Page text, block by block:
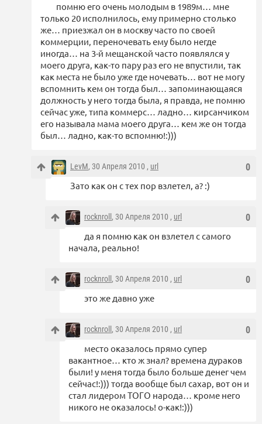
помню его очень молодым в 1989м… мне
только 20 исполнилось, ему примерно столько
же… приезжал он в москву часто по своей
коммерции, переночевать ему было негде
иногда… на 3-й мещанской часто появлялся у
моего друга, как-то пару раз его не впустили, так
как места не было уже где ночевать… вот не могу
вспомнить кем он тогда был… запоминающаяся
должность у него тогда была, я правда, не помню
сейчас уже, типа коммерс… ладно… кирсанчиком
его называла мама моего друга… кем же он тогда
был… ладно, как-то вспомню!:)))
0
LevM, 30 Апреля 2010 , url
Зато как он с тех пор взлетел, а? :)
0
rocknroll , 30 Апреля 2010 , url
да я помню как он взлетел с самого
начала, реально!
0
rocknroll , 30 Апреля 2010 , url
это же давно уже
0
rocknroll , 30 Апреля 2010 , url
место оказалось прямо супер
вакантное… кто ж знал? времена дураков
были! у меня тогда было больше денег чем
сейчас!:))) тогда вообще был сахар, вот он и
стал лидером ТОГО народа… кроме него
никого не оказалось! о-как!:)))